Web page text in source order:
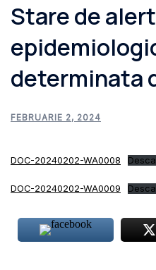
Stare de
determinata
FEBRUARIE 2, 2024
DOC-20240202-WA0008
DOC-20240202-WA0009